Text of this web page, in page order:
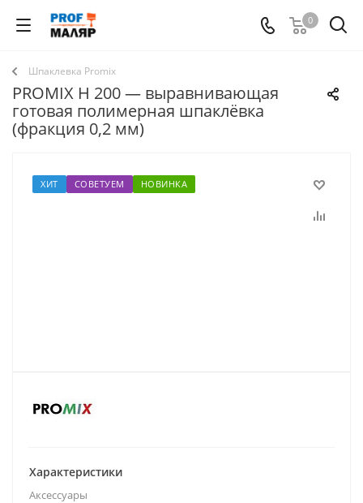
0
Шпаклевка Promix
PROMIX H 200 — выравнивающая
готовая полимерная шпаклёвка
(фракция 0,2 мм)
ХИТ СОВЕТУЕМ НОВИНКА
Характеристики
Аксессуары